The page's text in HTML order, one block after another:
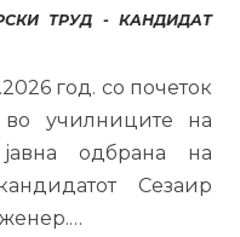
ТРУД - КАНДИДАТ
год. со почеток
во училниците на
одбрана на
Сезаир